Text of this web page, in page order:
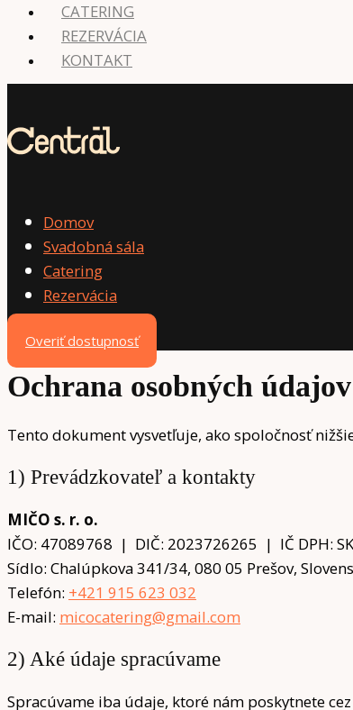
CATERING
REZERVÁCIA
KONTAKT
Domov
Svadobná sála
Catering
Rezervácia
Kontakt
Overiť dostupnosť
Ochrana osobných
Tento dokument vysvetľuje, ako spoločnosť
1) Prevádzkovateľ a kontakty
MIČO s. r. o.
IČO: 47089768 | DIČ: 2023726265 | IČ DPH:
Sídlo: Chalúpkova 341/34, 080 05 Prešov,
Telefón: +421 915 623 032
E-mail: micocatering@gmail.com
2) Aké údaje spracúvame
Spracúvame iba údaje, ktoré nám poskytnete